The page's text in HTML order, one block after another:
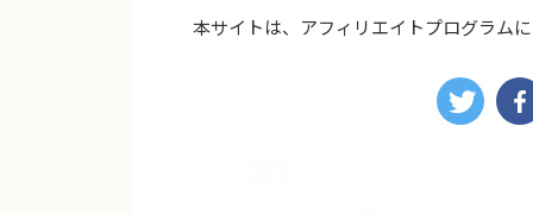
本サイトは、アフィリエイトプログラム